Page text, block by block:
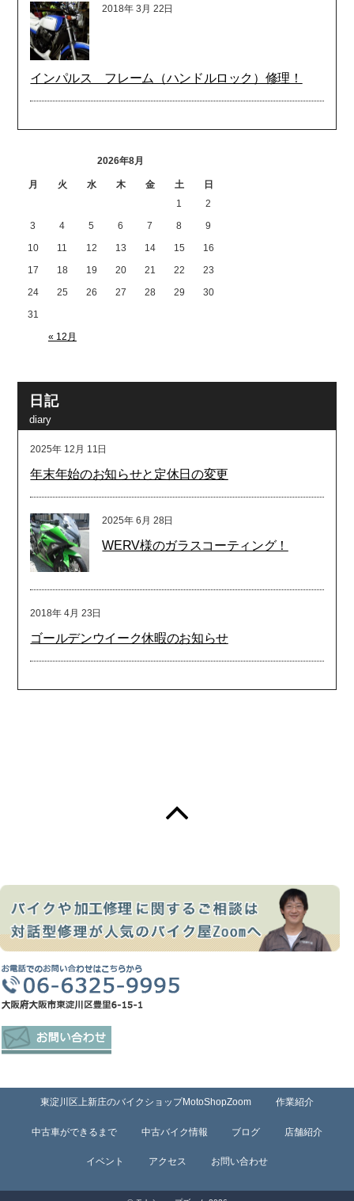
2018年 3月 22日
インパルス フレーム（ハンドルロック）修理！
2026年8月
月 火 水 木 金 土 日
« 12月
1
2
3
4 5 6 7 8
9
10
11 12 13 14 15
16
17
18 19 20 21 22
23
24
25 26 27 28 29
30
31
日記
diary
2025年 12月 11日
年末年始のお知らせと定休日の変更
2025年 6月 28日
WERV様のガラスコーティング！
2018年 4月 23日
ゴールデンウイーク休暇のお知らせ
東淀川区上新庄のバイクショップMotoShopZoom 作業紹介
中古車ができるまで 中古バイク情報 ブログ 店舗紹介
イベント アクセス お問い合わせ